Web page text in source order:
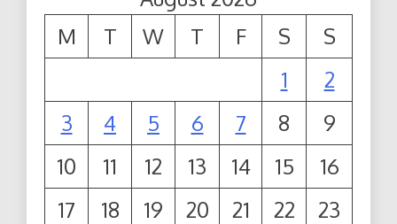
M
T W T F S
S
1
2
3
4 5 6 7 8
9
10
11 12 13 14 15
16
17
18 19 20 21 22
23